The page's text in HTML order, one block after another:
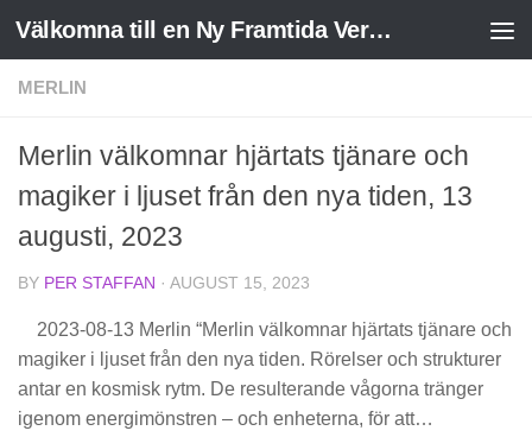
Skip to content Välkomna till en Ny Framtida Verklighet
MERLIN
Merlin välkomnar hjärtats tjänare och
magiker i ljuset från den nya tiden, 13
augusti, 2023
BY PER STAFFAN · AUGUST 15, 2023
2023-08-13 Merlin “Merlin välkomnar hjärtats tjänare och
magiker i ljuset från den nya tiden. Rörelser och strukturer
antar en kosmisk rytm. De resulterande vågorna tränger
igenom energimönstren – och enheterna, för att…